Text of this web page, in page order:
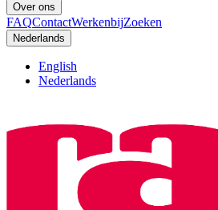
Over ons
FAQContactWerkenbijZoeken
Nederlands
English
Nederlands